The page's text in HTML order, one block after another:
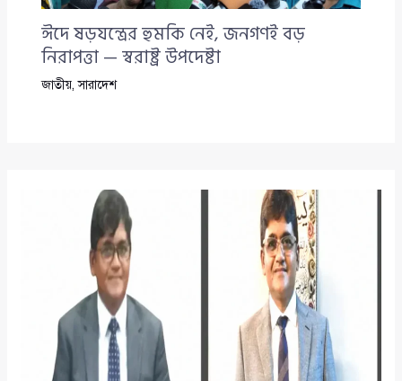
ঈদে ষড়যন্ত্রের হুমকি নেই, জনগণই বড়
নিরাপত্তা — স্বরাষ্ট্র উপদেষ্টা
জাতীয়,সারাদেশ